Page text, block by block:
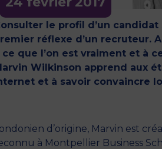
le profil d’un
réflexe d’un recruteur.
ce que l’on est vraiment et à
Wilkinson apprend aux
et à savoir convaincre
d’origine, Marvin est
à Montpellier Business